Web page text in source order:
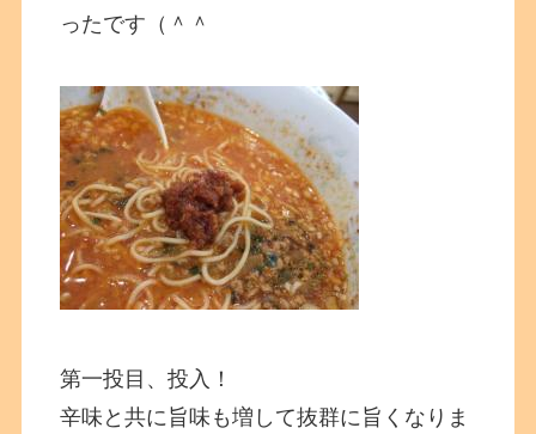
ったです（＾＾
第一投目、投入！
辛味と共に旨味も増して抜群に旨くなりま